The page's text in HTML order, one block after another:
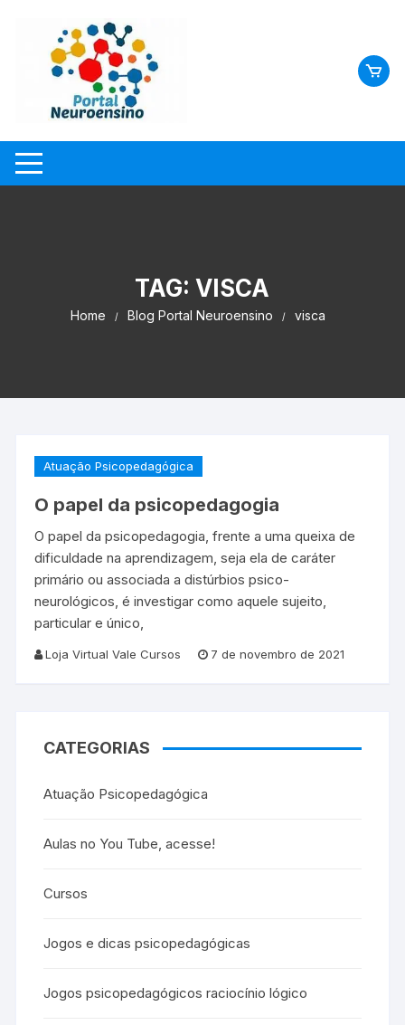
TAG:VISCA
Home Blog Portal Neuroensino visca
Atuação Psicopedagógica
O papel da psicopedagogia
O papel da psicopedagogia, frente a uma queixa de
dificuldade na aprendizagem, seja ela de caráter
primário ou associada a distúrbios psico-
neurológicos, é investigar como aquele sujeito,
particular e único,
Loja Virtual Vale Cursos 7 de novembro de 2021
CATEGORIAS
Atuação Psicopedagógica
Aulas no You Tube, acesse!
Cursos
Jogos e dicas psicopedagógicas
Jogos psicopedagógicos raciocínio lógico